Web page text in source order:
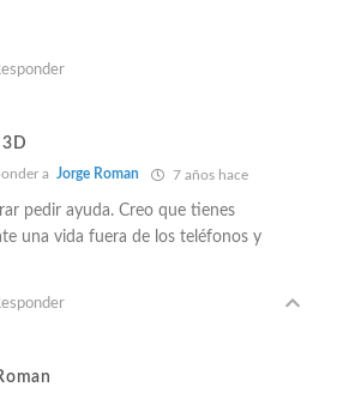
3D
a Jorge Roman 7 años hace
pedir ayuda. Creo que tienes
una vida fuera de los teléfonos y